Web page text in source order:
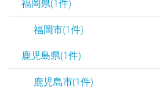
福岡県(1件)
福岡市(1件)
鹿児島県(1件)
鹿児島市(1件)